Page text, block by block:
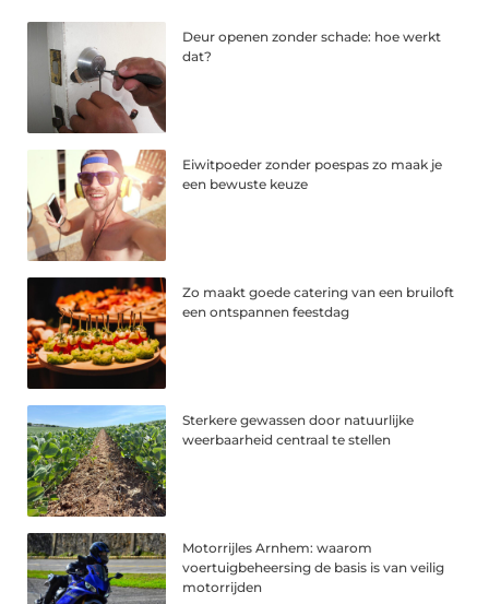
Deur openen zonder schade: hoe werkt
dat?
Eiwitpoeder zonder poespas zo maak je
een bewuste keuze
Zo maakt goede catering van een bruiloft
een ontspannen feestdag
Sterkere gewassen door natuurlijke
weerbaarheid centraal te stellen
Motorrijles Arnhem: waarom
voertuigbeheersing de basis is van veilig
motorrijden